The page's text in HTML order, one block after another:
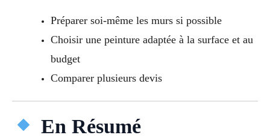
Préparer soi-même les murs si possible
Choisir une peinture adaptée à la surface et au
budget
Comparer plusieurs devis
En Résumé